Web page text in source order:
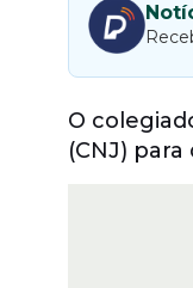
O
(CNJ)